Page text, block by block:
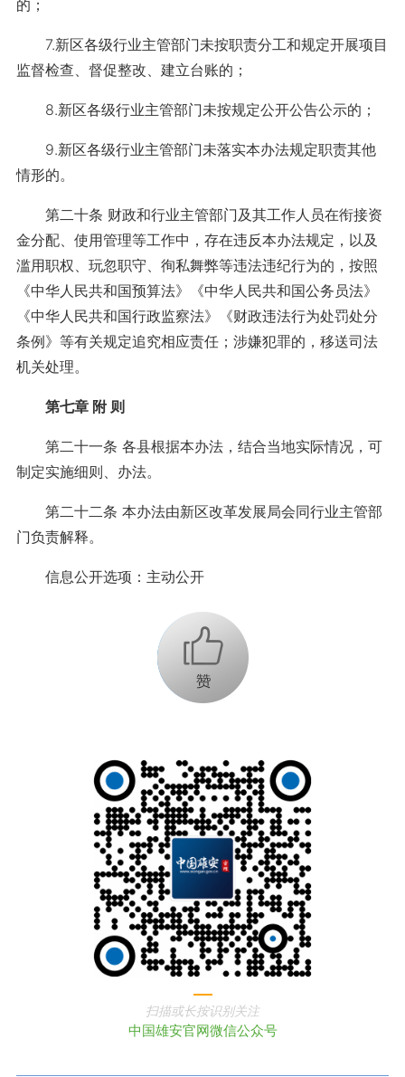
的；
7.新区各级行业主管部门未按职责分工和规定开展项目
监督检查、督促整改、建立台账的；
8.新区各级行业主管部门未按规定公开公告公示的；
9.新区各级行业主管部门未落实本办法规定职责其他
情形的。
第二十条 财政和行业主管部门及其工作人员在衔接资
金分配、使用管理等工作中，存在违反本办法规定，以及
滥用职权、玩忽职守、徇私舞弊等违法违纪行为的，按照
《中华人民共和国预算法》《中华人民共和国公务员法》
《中华人民共和国行政监察法》《财政违法行为处罚处分
条例》等有关规定追究相应责任；涉嫌犯罪的，移送司法
机关处理。
第七章 附 则
第二十一条 各县根据本办法，结合当地实际情况，可
制定实施细则、办法。
第二十二条 本办法由新区改革发展局会同行业主管部
门负责解释。
信息公开选项：主动公开
+1
扫描或长按识别关注
中国雄安官网微信公众号